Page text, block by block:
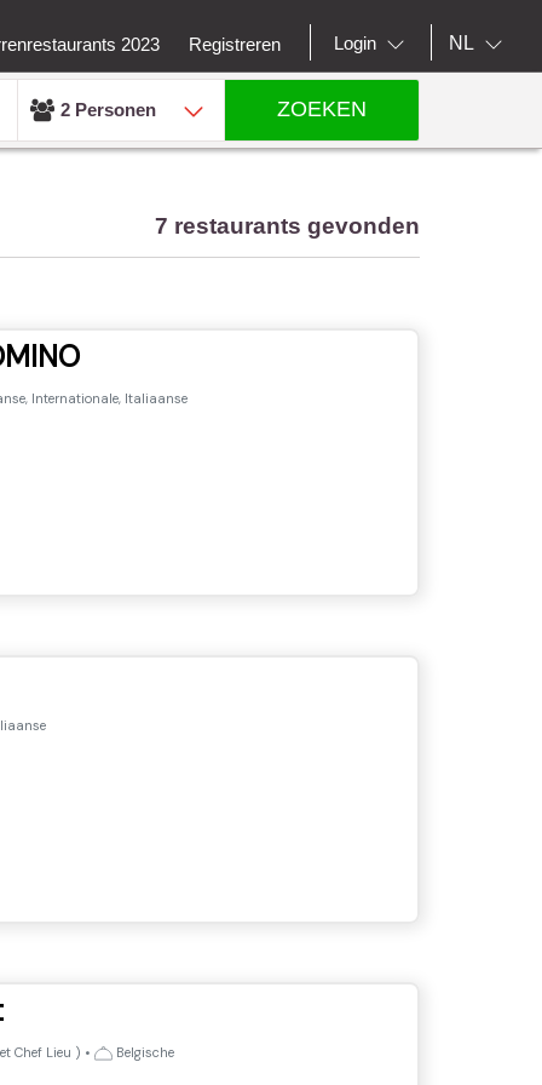
2023 Registreren Login NL
2 Personen ZOEKEN
7 restaurants gevonden
Internationale, Italiaanse
Chef Lieu ) • Belgische